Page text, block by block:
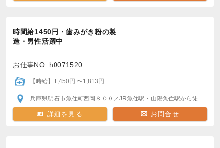
時間給1450円・歯みがき粉の製
造・男性活躍中
お仕事NO. h0071520
【時給】1,450円 〜1,813円
兵庫県明石市魚住町西岡８００ ／JR魚住駅・山陽魚住駅から徒歩圏内
詳細を見る お問合せ